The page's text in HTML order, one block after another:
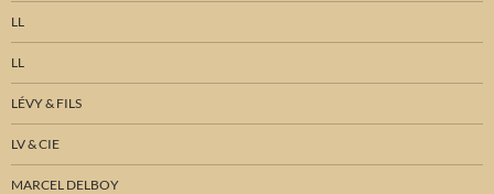
LL
LL
LÉVY & FILS
LV & CIE
MARCEL DELBOY